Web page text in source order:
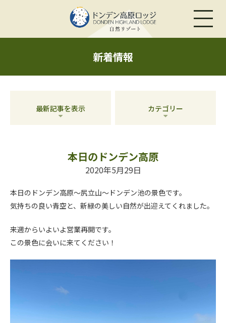
新着情報
最新記事を表示 カテゴリー
本日のドンデン高原
2020年5月29日
本日のドンデン高原～尻立山～ドンデン池の景色です。
気持ちの良い青空と、新緑の美しい自然が出迎えてくれました。
来週からいよいよ営業再開です。
この景色に会いに来てください！